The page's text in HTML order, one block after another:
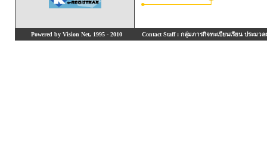
Powered by Vision Net, 1995 - 2010 Contact Staff : กลุ่มภารกิจทะเบียนเรียน ประมวล